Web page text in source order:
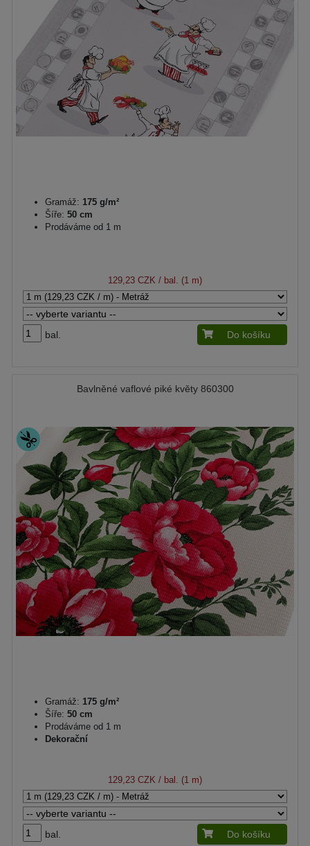
Gramáž: 175 g/m²
Šíře: 50 cm
Prodáváme od 1 m
129,23 CZK / bal. (1 m)
bal. Do košíku
Bavlněné vaflové piké květy 860300
Gramáž: 175 g/m²
Šíře: 50 cm
Prodáváme od 1 m
Dekorační
129,23 CZK / bal. (1 m)
bal. Do košíku